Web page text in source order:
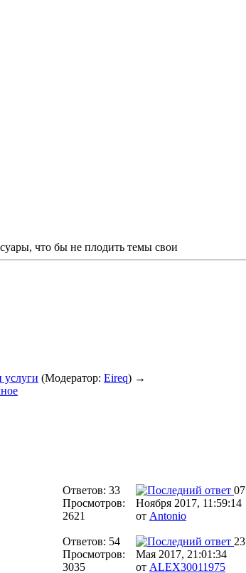
что бы не плодить темы свои
услуги (Модератор: Eireq) →
Ответов: 33
Просмотров:
2621
07
Ноября 2017, 11:59:14
от Antonio
Ответов: 54
Просмотров:
3035
23
Мая 2017, 21:01:34
от ALEX30011975